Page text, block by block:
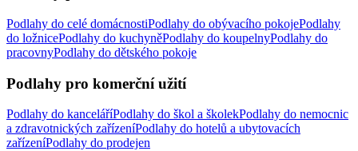
Podlahy do celé domácnostiPodlahy do obývacího pokojePodlahy
do ložnicePodlahy do kuchyněPodlahy do koupelnyPodlahy do
pracovnyPodlahy do dětského pokoje
Podlahy pro komerční užití
Podlahy do kanceláříPodlahy do škol a školekPodlahy do nemocnic
a zdravotnických zařízeníPodlahy do hotelů a ubytovacích
zařízeníPodlahy do prodejen